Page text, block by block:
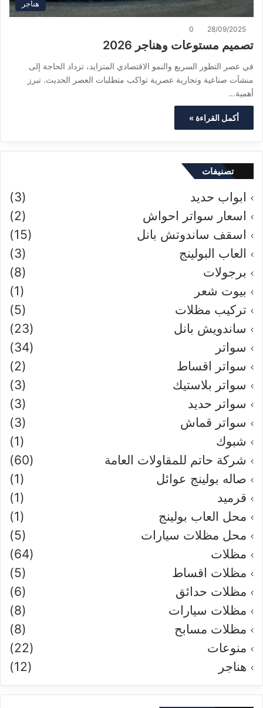
هناجر
28/09/2025
0
تصميم مستوعات وهناجر 2026
في عصر التطور السريع والنمو الاقتصادي المتزايد، تزداد الحاجة إلى
منشآت صناعية وتجارية عصرية تواكب متطلبات العصر الحديث. تبرز
أهمية…
أكمل القراءة »
تصنيفات
ابواب حديد
(3)
اسعار سواتر احواش
(2)
اسقف ساندوتش بانل
(15)
العاب البولينج
(3)
برجولات
(8)
بيوت شعر
(1)
تركيب مظلات
(5)
ساندويش بانل
(23)
سواتر
(34)
سواتر اقساط
(2)
سواتر بلاستيك
(3)
سواتر حديد
(3)
سواتر قماش
(3)
شبوك
(1)
شركة حاتم للمقاولات العامة
(60)
صاله بولينج عوائل
(1)
قرميد
(1)
محل العاب بولينج
(1)
محل مظلات سيارات
(5)
مظلات
(64)
مظلات اقساط
(5)
مظلات حدائق
(6)
مظلات سيارات
(8)
مظلات مسابح
(8)
منوعات
(22)
هناجر
(12)